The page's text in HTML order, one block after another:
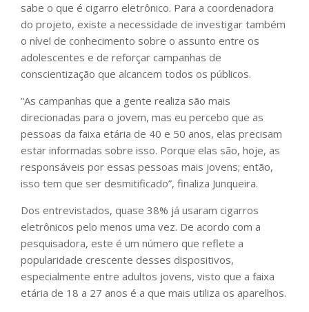
sabe o que é cigarro eletrônico. Para a coordenadora
do projeto, existe a necessidade de investigar também
o nível de conhecimento sobre o assunto entre os
adolescentes e de reforçar campanhas de
conscientização que alcancem todos os públicos.
“As campanhas que a gente realiza são mais
direcionadas para o jovem, mas eu percebo que as
pessoas da faixa etária de 40 e 50 anos, elas precisam
estar informadas sobre isso. Porque elas são, hoje, as
responsáveis por essas pessoas mais jovens; então,
isso tem que ser desmitificado”, finaliza Junqueira.
Dos entrevistados, quase 38% já usaram cigarros
eletrônicos pelo menos uma vez. De acordo com a
pesquisadora, este é um número que reflete a
popularidade crescente desses dispositivos,
especialmente entre adultos jovens, visto que a faixa
etária de 18 a 27 anos é a que mais utiliza os aparelhos.